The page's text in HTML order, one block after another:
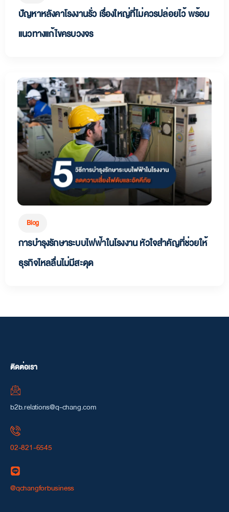
ปัญหาหลังคาโรงงานรั่ว เรื่องใหญ่ที่ไม่ควรปล่อยไว้ พร้อม
แนวทางแก้ไขครบวงจร
Blog
การบำรุงรักษาระบบไฟฟ้าในโรงงาน หัวใจสำคัญที่ช่วยให้
ธุรกิจไหลลื่นไม่มีสะดุด
ติดต่อเรา
b2b.relations@q-chang.com
02-821-6545
@qchangforbusiness